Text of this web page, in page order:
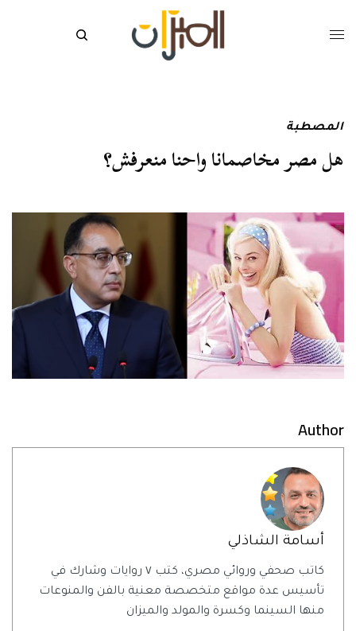
المصطبة
هل مصر مخاصمانا واحنا منعرفش؟
Author
أسامة الشاذلي
كاتب صحفي وروائي مصري، كتب ٧ روايات وشارك في
تأسيس عدة مواقع متخصصة معنية بالفن والمنوعات
منها السينما وكسرة والمولد والميزان